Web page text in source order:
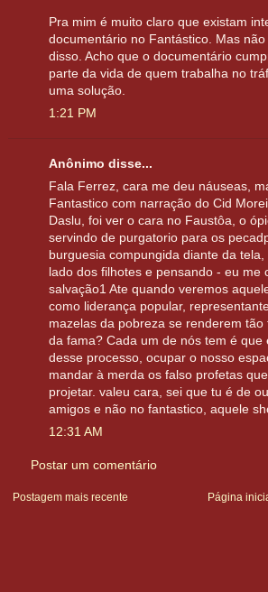
Pra mim é muito claro que existam
documentário no Fantástico. Mas
disso. Acho que o documentário
parte da vida de quem trabalha no
uma solução.
1:21 PM
Anônimo disse...
Fala Ferrez, cara me deu náuseas,
Fantastico com narração do Cid
Daslu, foi ver o cara no Faustôa, o
servindo de purgatorio para os
burguesia compungida diante da
lado dos filhotes e pensando - eu me
salvação1 Ate quando veremos
como liderança popular,
mazelas da pobreza se renderem
da fama? Cada um de nós tem é
desse processo, ocupar o nosso
mandar à merda os falso profetas
projetar. valeu cara, sei que tu é de
amigos e não no fantastico, aquele
12:31 AM
Postar um comentário
Postagem mais recente Página